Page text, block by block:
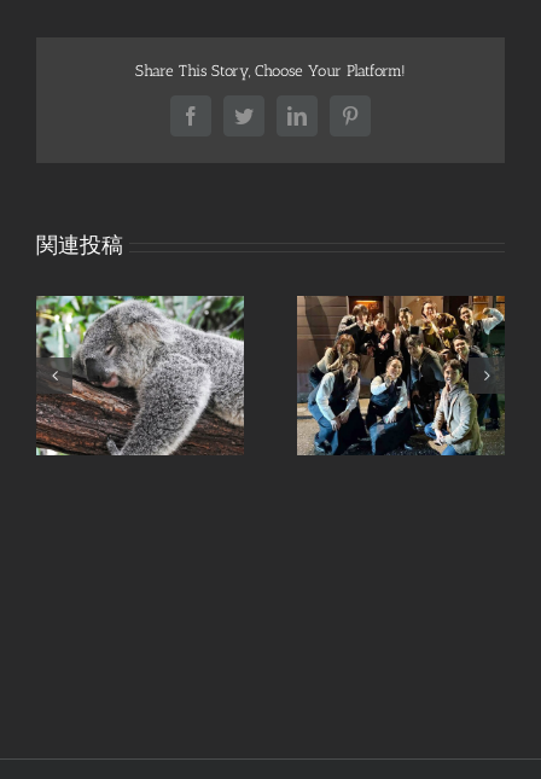
Share This Story, Choose Your Platform!
FacebookTwitterLinkedInPinterest
関連投稿
退職のご挨拶 – 杵築
I.W.ハーパー12年キャ
ンペーンを開催中-全
店- 3月末まで